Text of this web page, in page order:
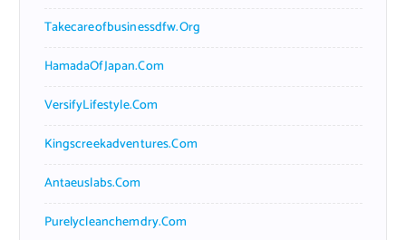
Takecareofbusinessdfw.org
HamadaOfJapan.com
VersifyLifestyle.com
Kingscreekadventures.com
Antaeuslabs.com
Purelycleanchemdry.com